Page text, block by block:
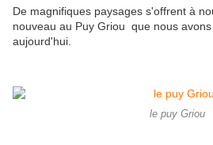
De magnifiques paysages s'offrent à
nouveau au Puy Griou que nous
aujourd'hui.
le puy Griou